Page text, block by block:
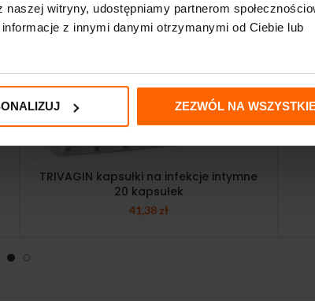
witryny, udostępniamy partnerom
z innymi danymi otrzymanymi od Ciebie lub
ZEZWÓL NA
TRIVAGIN kapsułki na infekcje intymne
20 kapsułek
41,38 zł